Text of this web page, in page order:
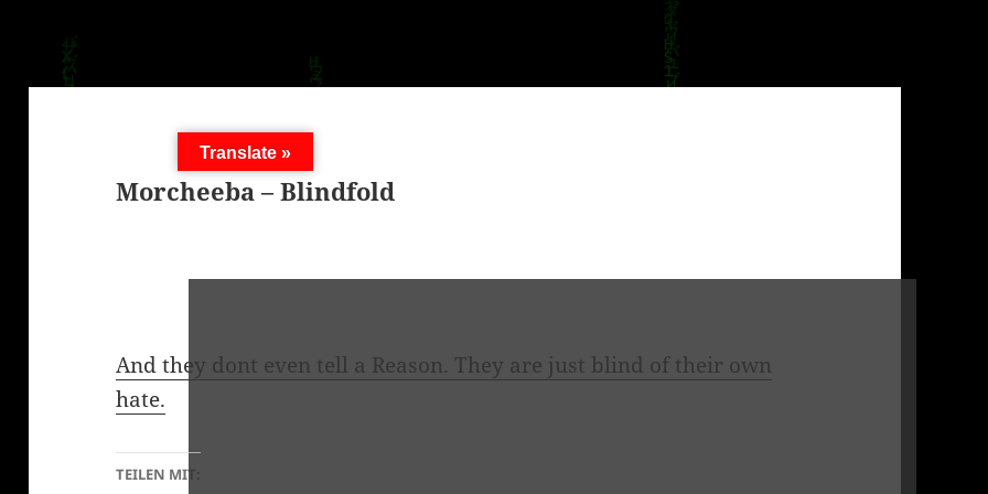
Morcheeba – Blindfold
And they dont even tell a Reason. They are just blind of their own
hate.
TEILEN MIT:
Translate »